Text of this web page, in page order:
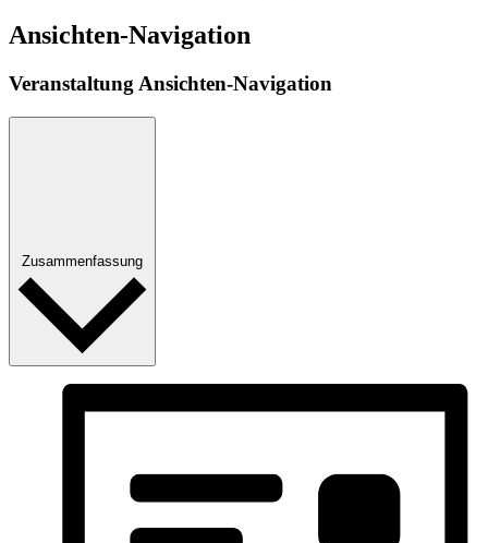
Ansichten-Navigation
Veranstaltung Ansichten-Navigation
Zusammenfassung